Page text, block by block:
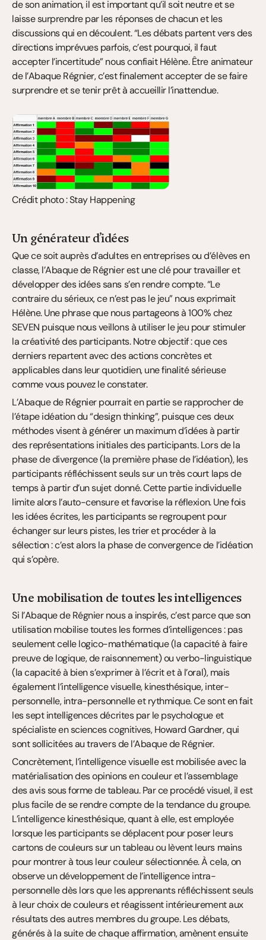
de son animation, il est important qu’il soit neutre et se
laisse surprendre par les réponses de chacun et les
discussions qui en découlent. “Les débats partent vers des
directions imprévues parfois, c’est pourquoi, il faut
accepter l’incertitude” nous confiait Hélène. Être animateur
de l’Abaque Régnier, c’est finalement accepter de se faire
surprendre et se tenir prêt à accueillir l’inattendue.
Crédit photo : Stay Happening
Un générateur d’idées
Que ce soit auprès d’adultes en entreprises ou d’élèves en
classe, l’Abaque de Régnier est une clé pour travailler et
développer des idées sans s’en rendre compte. “Le
contraire du sérieux, ce n’est pas le jeu” nous exprimait
Hélène. Une phrase que nous partageons à 100% chez
SEVEN puisque nous veillons à utiliser le jeu pour stimuler
la créativité des participants. Notre objectif : que ces
derniers repartent avec des actions concrètes et
applicables dans leur quotidien, une finalité sérieuse
comme vous pouvez le constater.
L’Abaque de Régnier pourrait en partie se rapprocher de
l’étape idéation du “design thinking”, puisque ces deux
méthodes visent à générer un maximum d’idées à partir
des représentations initiales des participants. Lors de la
phase de divergence (la première phase de l’idéation), les
participants réfléchissent seuls sur un très court laps de
temps à partir d’un sujet donné. Cette partie individuelle
limite alors l’auto-censure et favorise la réflexion. Une fois
les idées écrites, les participants se regroupent pour
échanger sur leurs pistes, les trier et procéder à la
sélection : c’est alors la phase de convergence de l’idéation
qui s’opère.
Une mobilisation de toutes les intelligences
Si l’Abaque de Régnier nous a inspirés, c’est parce que son
utilisation mobilise toutes les formes d’intelligences : pas
seulement celle logico-mathématique (la capacité à faire
preuve de logique, de raisonnement) ou verbo-linguistique
(la capacité à bien s’exprimer à l’écrit et à l’oral), mais
également l’intelligence visuelle, kinesthésique, inter-
personnelle, intra-personnelle et rythmique. Ce sont en fait
les sept intelligences décrites par le psychologue et
spécialiste en sciences cognitives, Howard Gardner, qui
sont sollicitées au travers de l’Abaque de Régnier.
Concrètement, l’intelligence visuelle est mobilisée avec la
matérialisation des opinions en couleur et l’assemblage
des avis sous forme de tableau. Par ce procédé visuel, il est
plus facile de se rendre compte de la tendance du groupe.
L’intelligence kinesthésique, quant à elle, est employée
lorsque les participants se déplacent pour poser leurs
cartons de couleurs sur un tableau ou lèvent leurs mains
pour montrer à tous leur couleur sélectionnée. À cela, on
observe un développement de l’intelligence intra-
personnelle dès lors que les apprenants réfléchissent seuls
à leur choix de couleurs et réagissent intérieurement aux
résultats des autres membres du groupe. Les débats,
générés à la suite de chaque affirmation, amènent ensuite